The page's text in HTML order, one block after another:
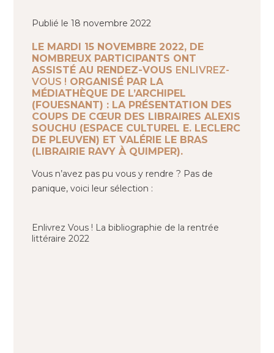
Publié le 18 novembre 2022
LE MARDI 15 NOVEMBRE 2022, DE
NOMBREUX PARTICIPANTS ONT
ASSISTÉ AU RENDEZ-VOUS ENLIVREZ-
VOUS ! ORGANISÉ PAR LA
MÉDIATHÈQUE DE L’ARCHIPEL
(FOUESNANT) : LA PRÉSENTATION DES
COUPS DE CŒUR DES LIBRAIRES ALEXIS
SOUCHU (ESPACE CULTUREL E. LECLERC
DE PLEUVEN) ET VALÉRIE LE BRAS
(LIBRAIRIE RAVY À QUIMPER).
Vous n’avez pas pu vous y rendre ? Pas de
panique, voici leur sélection :
Enlivrez Vous ! La bibliographie de la rentrée
littéraire 2022